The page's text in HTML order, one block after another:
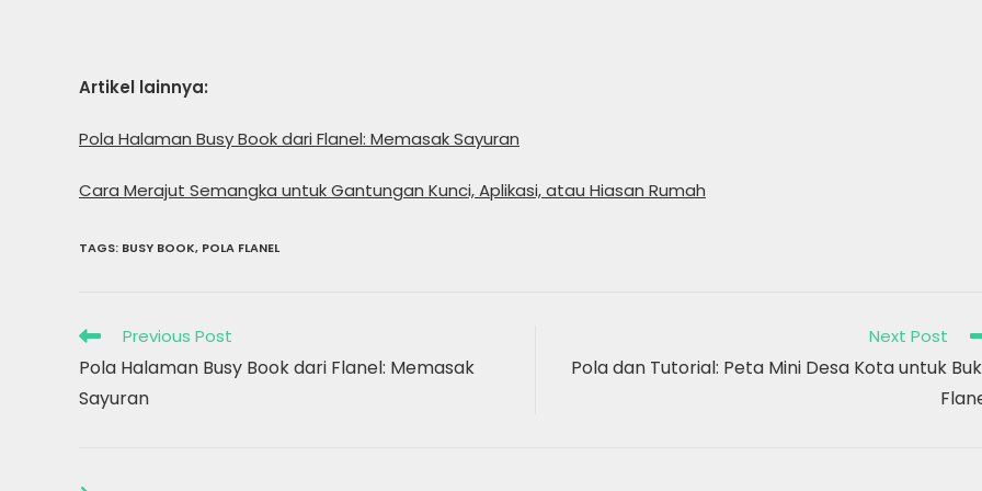
Artikel lainnya:
Pola Halaman Busy Book dari Flanel: Memasak Sayuran
Cara Merajut Semangka untuk Gantungan Kunci, Aplikasi, atau Hiasan Rumah
TAGS: BUSY BOOK, POLA FLANEL
Read
more
articles
Previous Post
Pola Halaman Busy Book dari Flanel: Memasak
Sayuran
Next Post
Pola dan Tutorial: Peta Mini Desa Kota untuk